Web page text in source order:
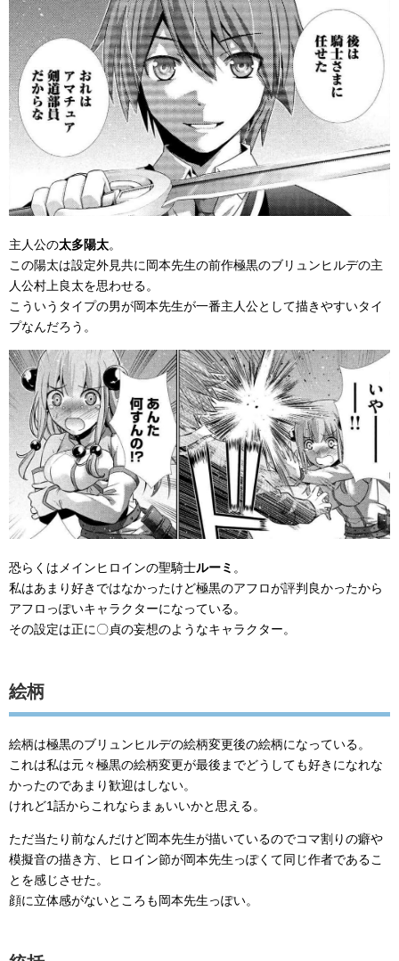
主人公の太多陽太。
この陽太は設定外見共に岡本先生の前作極黒のブリュンヒルデの主
人公村上良太を思わせる。
こういうタイプの男が岡本先生が一番主人公として描きやすいタイ
プなんだろう。
恐らくはメインヒロインの聖騎士ルーミ 。
私はあまり好きではなかったけど極黒のアフロが評判良かったから
アフロっぽいキャラクターになっている。
その設定は正に〇貞の妄想のようなキャラクター。
絵柄
絵柄は極黒のブリュンヒルデの絵柄変更後の絵柄になっている。
これは私は元々極黒の絵柄変更が最後までどうしても好きになれな
かったのであまり歓迎はしない。
けれど1話からこれならまぁいいかと思える。
ただ当たり前なんだけど岡本先生が描いているのでコマ割りの癖や
模擬音の描き方、ヒロイン節が岡本先生っぽくて同じ作者であるこ
とを感じさせた。
顔に立体感がないところも岡本先生っぽい。